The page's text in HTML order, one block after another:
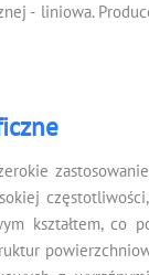
- liniowa.
kształtem, co